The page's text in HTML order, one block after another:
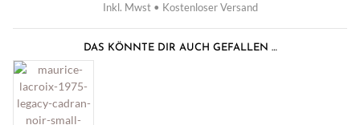
Inkl. Mwst • Kostenloser Versand
DAS KÖNNTE DIR AUCH GEFALLEN …